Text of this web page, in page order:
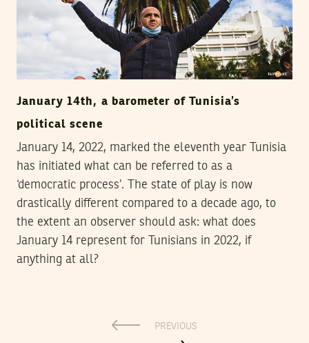
January 14th, a barometer of Tunisia’s
political scene
January 14, 2022, marked the eleventh year Tunisia
has initiated what can be referred to as a
‘democratic process’. The state of play is now
drastically different compared to a decade ago, to
the extent an observer should ask: what does
January 14 represent for Tunisians in 2022, if
anything at all?
PREVIOUS